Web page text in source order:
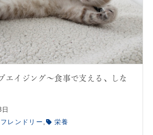
エイジング〜食事で支える、しな
レンドリー
栄養